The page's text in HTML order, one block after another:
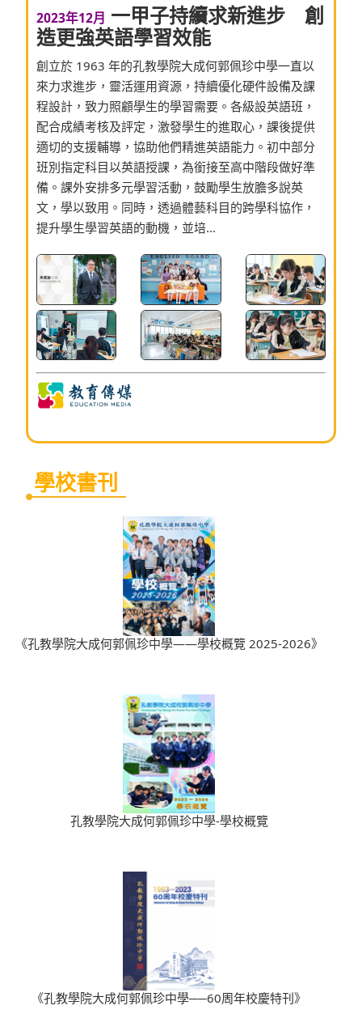
2023年12月 一甲子持續求新進步 創
造更強英語學習效能
創立於 1963 年的孔教學院大成何郭佩珍中學一直以
來力求進步，靈活運用資源，持續優化硬件設備及課
程設計，致力照顧學生的學習需要。各級設英語班，
配合成績考核及評定，激發學生的進取心，課後提供
適切的支援輔導，協助他們精進英語能力。初中部分
班別指定科目以英語授課，為銜接至高中階段做好準
備。課外安排多元學習活動，鼓勵學生放膽多說英
文，學以致用。同時，透過體藝科目的跨學科協作，
提升學生學習英語的動機，並培...
學校書刊
《孔教學院大成何郭佩珍中學——學校概覽 2025-2026》
孔教學院大成何郭佩珍中學-學校概覽
《孔教學院大成何郭佩珍中學──60周年校慶特刊》